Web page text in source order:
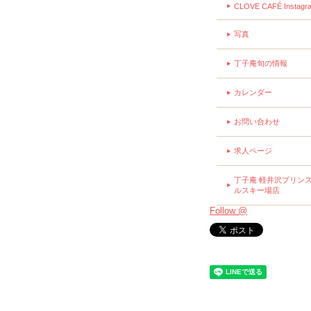
CLOVE CAFÉ
写真
丁子庵旬の情報
カレンダー
お問い合わせ
求人ページ
丁子庵 軽井沢プリン
ルスキー場店
Follow @